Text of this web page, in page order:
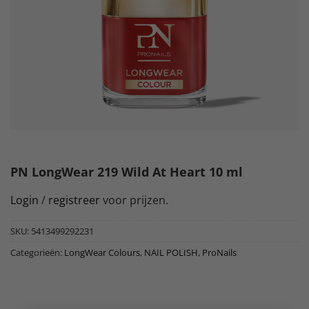
PN LongWear 219 Wild At Heart 10 ml
Login / registreer voor prijzen.
SKU: 5413499292231
Categorieën: LongWear Colours, NAIL POLISH, ProNails